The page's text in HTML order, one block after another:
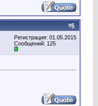
#6
Регистрация: 01.05.2015
Сообщений: 125